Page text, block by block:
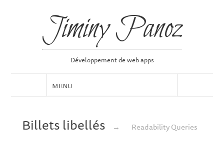
Jiminy Panoz
Développement de web apps
Billets libellés → Readability Queries